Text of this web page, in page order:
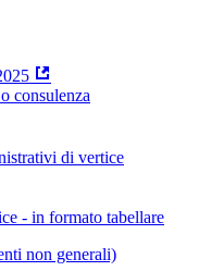
consulenza
di vertice
- in formato tabellare
non generali)